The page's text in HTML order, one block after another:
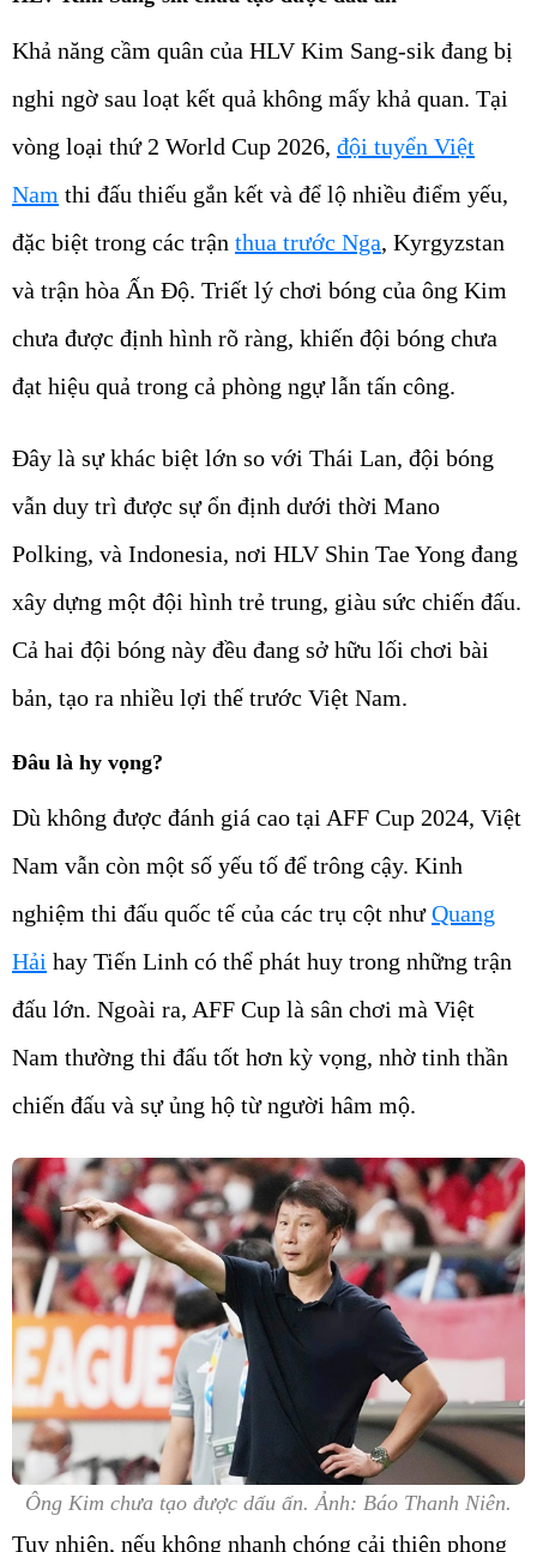
Khả năng cầm quân của HLV Kim Sang-sik đang bị
nghi ngờ sau loạt kết quả không mấy khả quan. Tại
vòng loại thứ 2 World Cup 2026, đội tuyển Việt
Nam thi đấu thiếu gắn kết và để lộ nhiều điểm yếu,
đặc biệt trong các trận thua trước Nga, Kyrgyzstan
và trận hòa Ấn Độ. Triết lý chơi bóng của ông Kim
chưa được định hình rõ ràng, khiến đội bóng chưa
đạt hiệu quả trong cả phòng ngự lẫn tấn công.
Đây là sự khác biệt lớn so với Thái Lan, đội bóng
vẫn duy trì được sự ổn định dưới thời Mano
Polking, và Indonesia, nơi HLV Shin Tae Yong đang
xây dựng một đội hình trẻ trung, giàu sức chiến đấu.
Cả hai đội bóng này đều đang sở hữu lối chơi bài
bản, tạo ra nhiều lợi thế trước Việt Nam.
Đâu là hy vọng?
Dù không được đánh giá cao tại AFF Cup 2024, Việt
Nam vẫn còn một số yếu tố để trông cậy. Kinh
nghiệm thi đấu quốc tế của các trụ cột nhưQuang
Hải hay Tiến Linh có thể phát huy trong những trận
đấu lớn. Ngoài ra, AFF Cup là sân chơi mà Việt
Nam thường thi đấu tốt hơn kỳ vọng, nhờ tinh thần
chiến đấu và sự ủng hộ từ người hâm mộ.
Ông Kim chưa tạo được dấu ấn. Ảnh: Báo Thanh Niên.
Tuy nhiên, nếu không nhanh chóng cải thiện phong